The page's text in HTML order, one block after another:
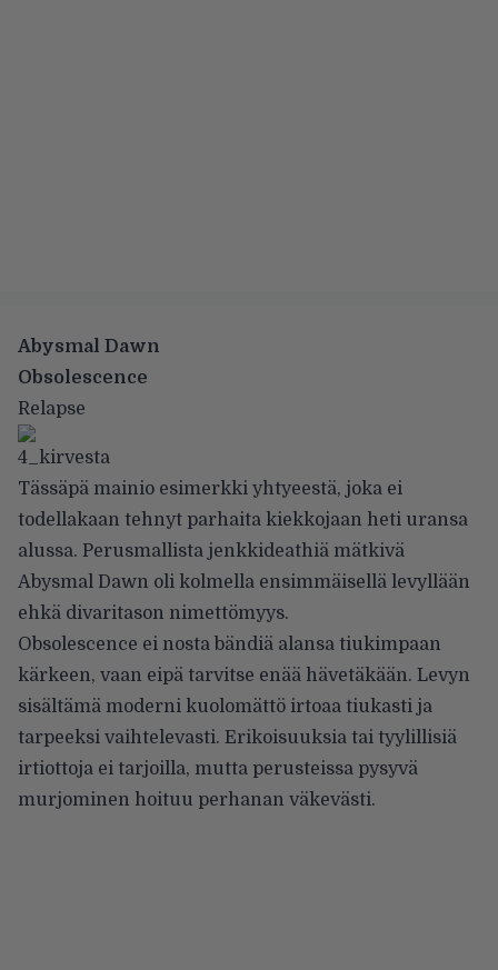
Abysmal Dawn
Obsolescence
Relapse
Tässäpä mainio esimerkki yhtyeestä, joka ei
todellakaan tehnyt parhaita kiekkojaan heti uransa
alussa. Perusmallista jenkkideathiä mätkivä
Abysmal Dawn oli kolmella ensimmäisellä levyllään
ehkä divaritason nimettömyys.
Obsolescence ei nosta bändiä alansa tiukimpaan
kärkeen, vaan eipä tarvitse enää hävetäkään. Levyn
sisältämä moderni kuolomättö irtoaa tiukasti ja
tarpeeksi vaihtelevasti. Erikoisuuksia tai tyylillisiä
irtiottoja ei tarjoilla, mutta perusteissa pysyvä
murjominen hoituu perhanan väkevästi.